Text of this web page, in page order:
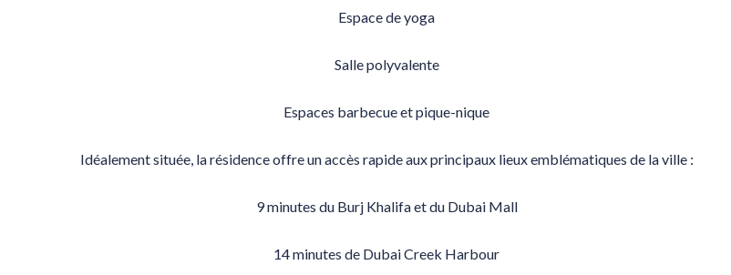
Espace de yoga
Salle polyvalente
Espaces barbecue et pique-nique
Idéalement située, la résidence offre un accès rapide aux principaux lieux emblématiques de la ville :
9 minutes du Burj Khalifa et du Dubai Mall
14 minutes de Dubai Creek Harbour